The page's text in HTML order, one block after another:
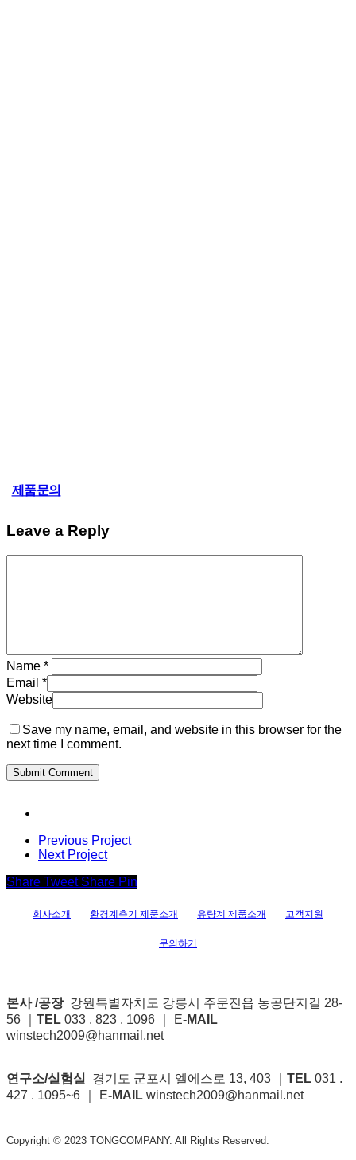
제품문의
Leave a Reply
Name *
Email *
Website
Save my name, email, and website in this browser for the
next time I comment.
Previous Project
Next Project
Share Tweet Share Pin
회사소개 환경계측기 제품소개 유량계 제품소개 고객지원
문의하기
본사 /공장강원특별자치도 강릉시 주문진읍 농공단지길 28-
56 ｜ TEL 033 . 823 . 1096 ｜ E-MAIL
winstech2009@hanmail.net
연구소/실험실 경기도 군포시 엘에스로 13, 403 ｜ TEL 031 .
427 . 1095~6 ｜ E-MAIL winstech2009@hanmail.net
Copyright © 2023 TONGCOMPANY. All Rights Reserved.